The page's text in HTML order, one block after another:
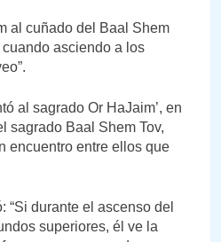
al cuñado del Baal Shem
cuando asciendo a los
al sagrado Or HaJaim’, en
sagrado Baal Shem Tov,
encuentro entre ellos que
“Si durante el ascenso del
superiores, él ve la